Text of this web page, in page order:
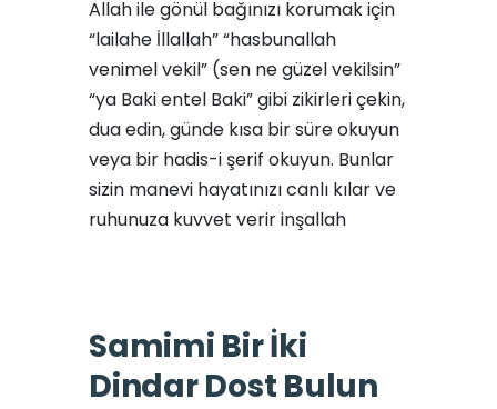
Allah ile gönül bağınızı korumak için
“lailahe İllallah” “hasbunallah
venimel vekil” (sen ne güzel vekilsin”
“ya Baki entel Baki” gibi zikirleri çekin,
dua edin, günde kısa bir süre okuyun
veya bir hadis-i şerif okuyun. Bunlar
sizin manevi hayatınızı canlı kılar ve
ruhunuza kuvvet verir inşallah
Samimi Bir İki
Dindar Dost Bulun